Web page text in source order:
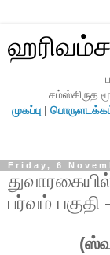
சம்ஸ்கிருத
முகப்பு |
Friday, 6
பர்வம் பகுதி